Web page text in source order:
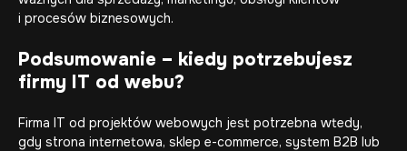
i procesów biznesowych.
Podsumowanie – kiedy potrzebujesz
firmy IT od webu?
Firma IT od projektów webowych jest potrzebna wtedy,
gdy strona internetowa, sklep e-commerce, system B2B lub